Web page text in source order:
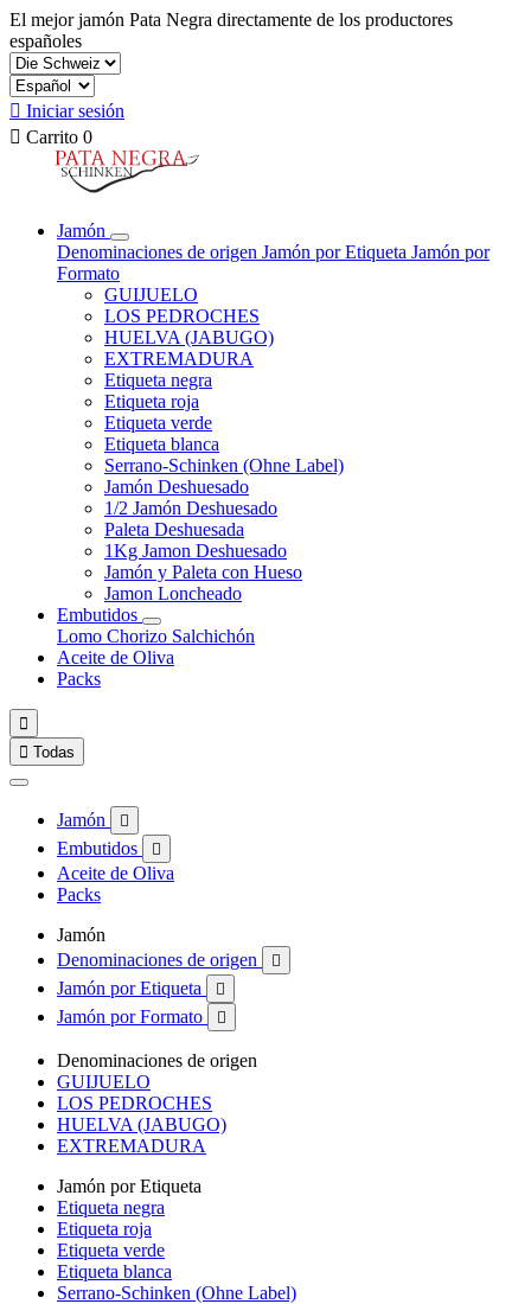
El mejor jamón Pata Negra directamente de los productores
españoles
 Iniciar sesión
 Carrito 0
Jamón
Denominaciones de origen Jamón por Etiqueta Jamón por
Formato
GUIJUELO
LOS PEDROCHES
HUELVA (JABUGO)
EXTREMADURA
Etiqueta negra
Etiqueta roja
Etiqueta verde
Etiqueta blanca
Serrano-Schinken (Ohne Label)
Jamón Deshuesado
1/2 Jamón Deshuesado
Paleta Deshuesada
1Kg Jamon Deshuesado
Jamón y Paleta con Hueso
Jamon Loncheado
Embutidos
Lomo Chorizo Salchichón
Aceite de Oliva
Packs

 Todas
Jamón 
Embutidos 
Aceite de Oliva
Packs
Jamón
Denominaciones de origen

Jamón por Etiqueta 
Jamón por Formato 
Denominaciones de origen
GUIJUELO
LOS PEDROCHES
HUELVA (JABUGO)
EXTREMADURA
Jamón por Etiqueta
Etiqueta negra
Etiqueta roja
Etiqueta verde
Etiqueta blanca
Serrano-Schinken (Ohne Label)